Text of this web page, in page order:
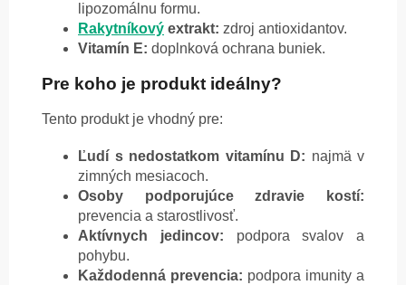
lipozomálnu formu.
Rakytníkový extrakt: zdroj antioxidantov.
Vitamín E: doplnková ochrana buniek.
Pre koho je produkt ideálny?
Tento produkt je vhodný pre:
Ľudí s nedostatkom vitamínu D: najmä v
zimných mesiacoch.
Osoby podporujúce zdravie kostí:
prevencia a starostlivosť.
Aktívnych jedincov: podpora svalov a
pohybu.
Každodenná prevencia: podpora imunity a